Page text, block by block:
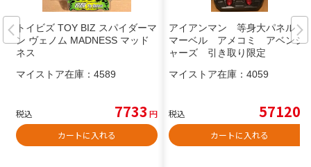
トイビズ TOY BIZ スパイダーマ
ン ヴェノム MADNESS マッド
ネス
マイストア在庫： 4589
税込 7733 円
カートに入れる
アイアンマン 等身大パネル
マーベル アメコミ アベンジ
ャーズ 引き取り限定
マイストア在庫： 4059
税込 57120
カートに入れる